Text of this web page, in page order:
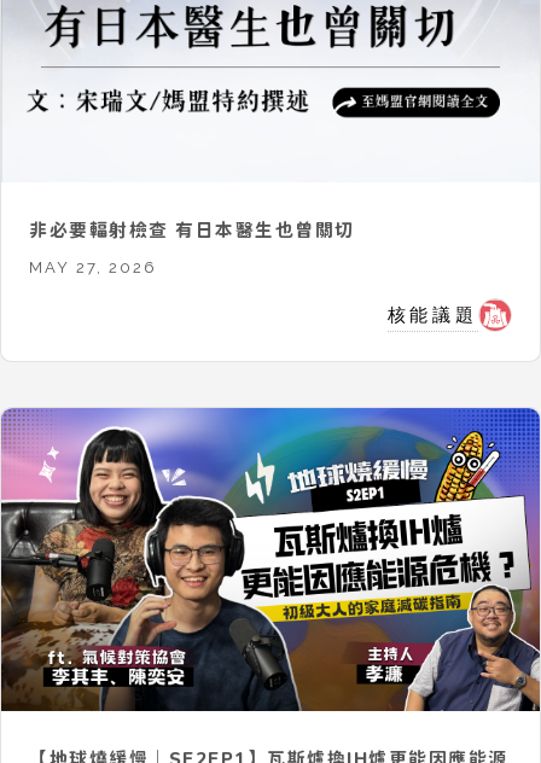
非必要輻射檢查 有日本醫生也曾關切
MAY 27, 2026
核能議題
【地球燒緩慢｜SE2EP1】瓦斯爐換IH爐更能因應能源